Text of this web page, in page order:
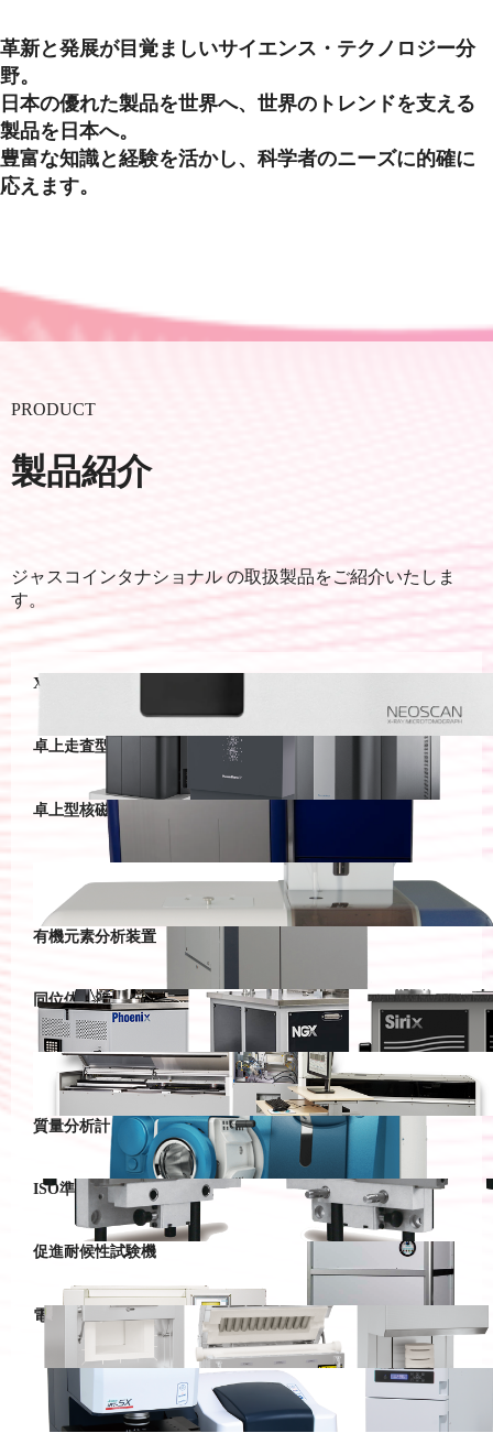
革新と発展が目覚ましいサイエンス・テクノロジー分
野。
日本の優れた製品を世界へ、世界のトレンドを支える
製品を日本へ。
豊富な知識と経験を活かし、科学者のニーズに的確に
応えます。
PRODUCT
製品紹介
ジャスコインタナショナル の取扱製品をご紹介いたしま
す。
X線マイクロCT / ナノCT
卓上走査型電子顕微鏡（卓上SEM）
卓上型核磁気共鳴装置（卓上型NMR）
有機元素分析装置
同位体比質量分析装置
XRFコアスキャナ
質量分析計
ISO準拠試験片製造用金型
促進耐候性試験機
電気炉
日本分光製品 (輸出)